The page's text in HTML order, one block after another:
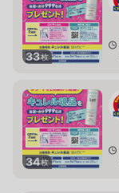
33枚
34枚